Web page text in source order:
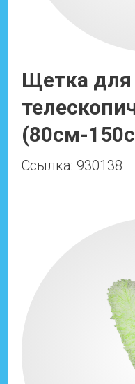
Щетка для
(80см-
Ссылка: 930138